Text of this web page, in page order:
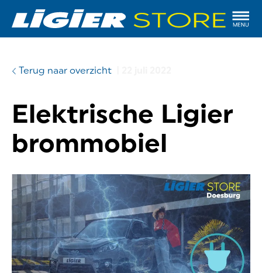
Terug naar overzicht
Elektrische Ligier
brommobiel